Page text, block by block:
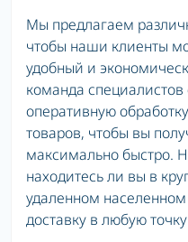
Мы предлагаем
чтобы наши клиенты
удобный и
команда специалистов
оперативную
товаров, чтобы вы
максимально быстро.
находитесь ли вы в
удаленном
доставку в любую